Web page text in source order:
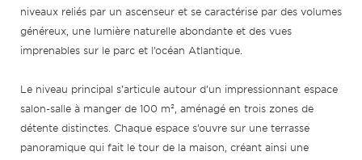
niveaux reliés par un ascenseur et se caractérise par des volumes
généreux, une lumière naturelle abondante et des vues
imprenables sur le parc et l’océan Atlantique.
Le niveau principal s’articule autour d’un impressionnant espace
salon-salle à manger de 100 m², aménagé en trois zones de
détente distinctes. Chaque espace s’ouvre sur une terrasse
panoramique qui fait le tour de la maison, créant ainsi une